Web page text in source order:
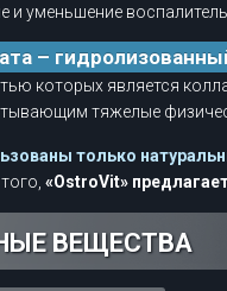
и уменьшение
–
которых является
тяжелые
только
«OstroVit»
ВЕЩЕСТВА